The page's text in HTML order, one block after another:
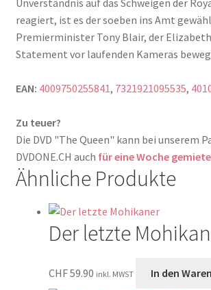
reagiert, ist es der soeben ins Amt
Premierminister Tony Blair, der
Statement vor laufenden Kameras
EAN: 4009750255841, 7321921095535,
Zu teuer?
Die DVD "The Queen" kann bei unserem
DVDONE.CH auch für eine Woche
Ähnliche Produkte
Der letzte
CHF59.90 inkl. MWST In den